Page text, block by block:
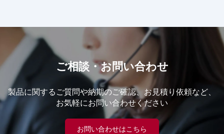
ご相談・お問い合わせ
製品に関するご質問や納期のご確認、お見積り依頼など、
お気軽にお問い合わせください
お問い合わせはこちら